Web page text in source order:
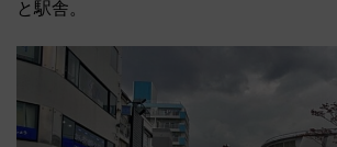
と駅舎。